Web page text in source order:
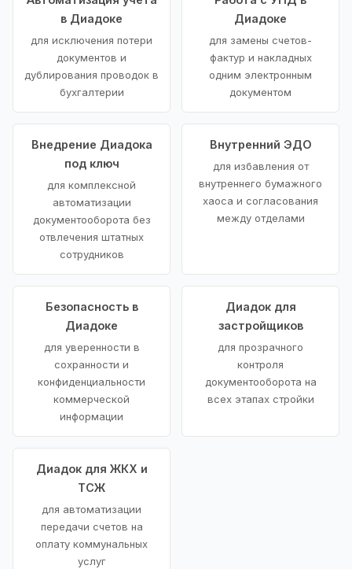
в Диадоке
для исключения потери
документов и
дублирования проводок в
бухгалтерии
Диадоке
для замены счетов-
фактур и накладных
одним электронным
документом
Внедрение Диадока
под ключ
для комплексной
автоматизации
документооборота без
отвлечения штатных
сотрудников
Внутренний ЭДО
для избавления от
внутреннего бумажного
хаоса и согласования
между отделами
Безопасность в
Диадоке
для уверенности в
сохранности и
конфиденциальности
коммерческой
информации
Диадок для
застройщиков
для прозрачного
контроля
документооборота на
всех этапах стройки
Диадок для ЖКХ и
ТСЖ
для автоматизации
передачи счетов на
оплату коммунальных
услуг